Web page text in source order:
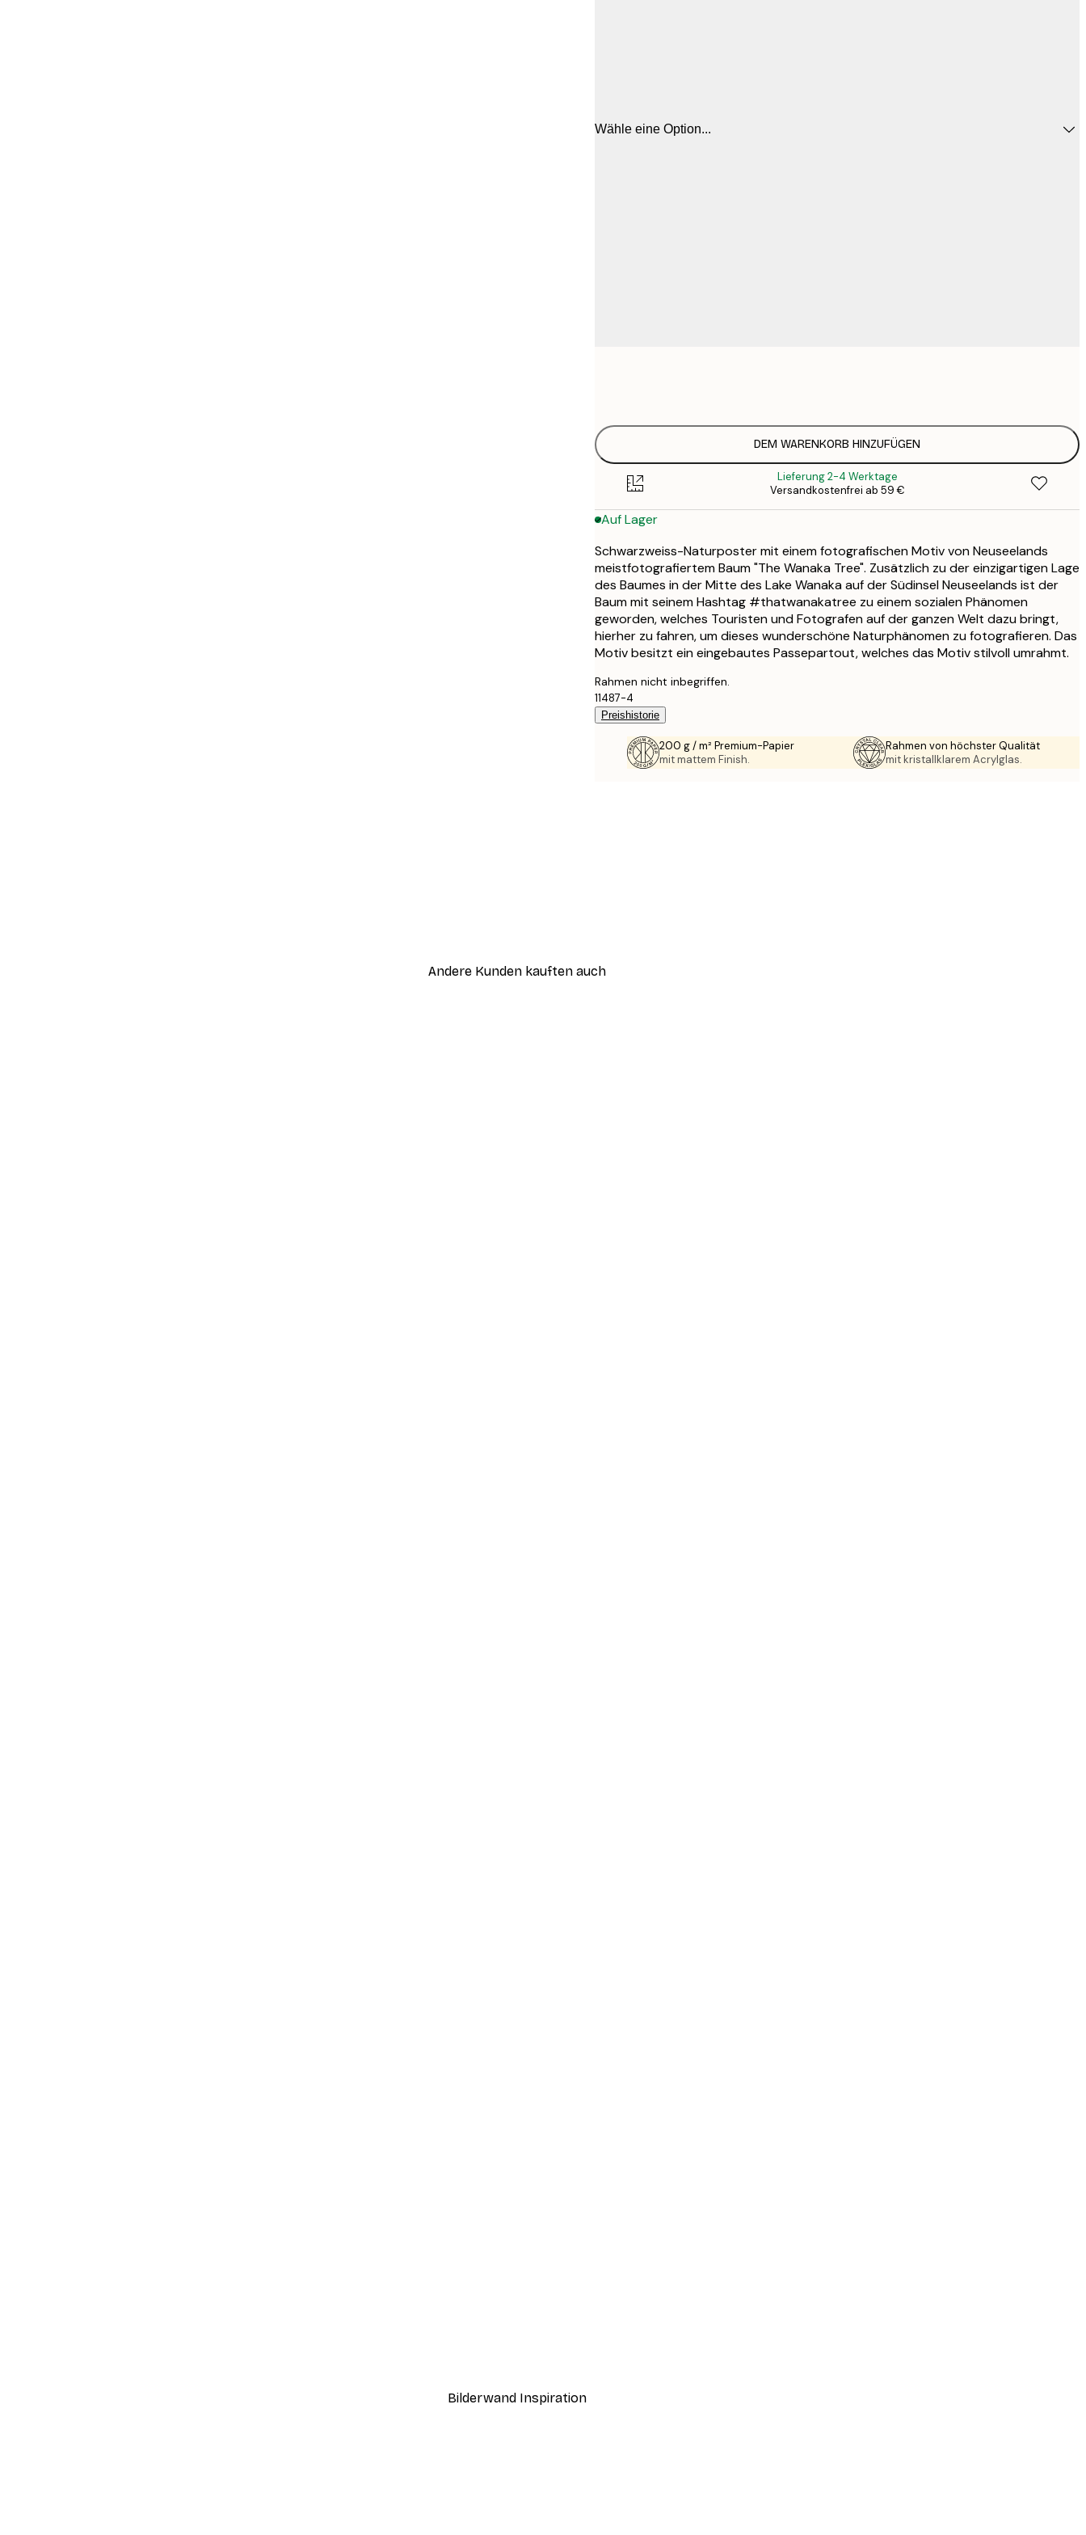
Wähle eine Option...
50x50 cm
50x70 cm
70x100 cm
DEM WARENKORB HINZUFÜGEN
Lieferung 2-4 Werktage
Versandkostenfrei ab 59 €
Auf Lager
Schwarzweiss-Naturposter mit einem fotografischen Motiv von Neuseelands
meistfotografiertem Baum "The Wanaka Tree". Zusätzlich zu der einzigartigen Lage
des Baumes in der Mitte des Lake Wanaka auf der Südinsel Neuseelands ist der
Baum mit seinem Hashtag #thatwanakatree zu einem sozialen Phänomen
geworden, welches Touristen und Fotografen auf der ganzen Welt dazu bringt,
hierher zu fahren, um dieses wunderschöne Naturphänomen zu fotografieren. Das
Motiv besitzt ein eingebautes Passepartout, welches das Motiv stilvoll umrahmt.
Rahmen nicht inbegriffen.
11487-4
Preishistorie
200 g / m² Premium-Papier
mit mattem Finish.
Rahmen von höchster Qualität
mit kristallklarem Acrylglas.
Andere Kunden kauften auch
Bilderwand Inspiration